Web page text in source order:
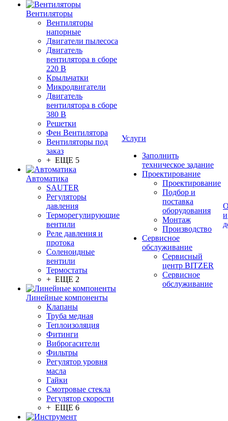
Вентиляторы
Вентиляторы
напорные
Двигатели пылесоса
Двигатель
вентилятора в сборе
220 В
Крыльчатки
Микродвигатели
Двигатель
вентилятора в сборе
380 В
Решетки
Фен Вентилятора
Вентиляторы под
заказ
+ ЕЩЕ 5
Автоматика
SAUTER
Регуляторы
давления
Терморегулирующие
вентили
Реле давления и
протока
Соленоидные
вентили
Термостаты
+ ЕЩЕ 2
Линейные компоненты
Клапаны
Труба медная
Теплоизоляция
Фитинги
Виброгасители
Фильтры
Регулятор уровня
масла
Гайки
Смотровые стекла
Регулятор скорости
+ ЕЩЕ 6
Услуги
Заполнить
техническое задание
Проектирование
Проектирование
Подбор и
поставка
оборудования
Монтаж
Производство
Сервисное
обслуживание
Сервисный
центр BITZER
Сервисное
обслуживание
и